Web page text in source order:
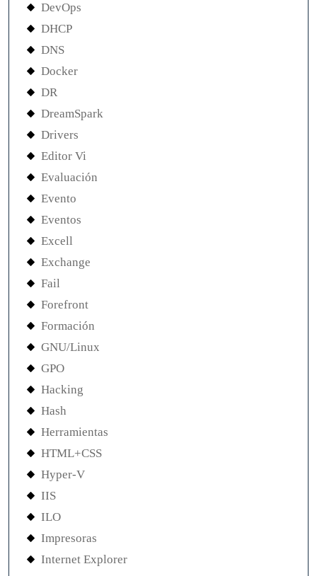
DevOps
DHCP
DNS
Docker
DR
DreamSpark
Drivers
Editor Vi
Evaluación
Evento
Eventos
Excell
Exchange
Fail
Forefront
Formación
GNU/Linux
GPO
Hacking
Hash
Herramientas
HTML+CSS
Hyper-V
IIS
ILO
Impresoras
Internet Explorer